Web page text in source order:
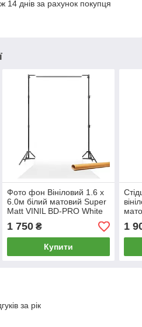
14 днів за рахунок покупця
Фото фон Вініловий 1.6 х
6.0м білий матовий Super
Matt VINIL BD-PRO White
картонній трубі
1 750₴
Купити
1
за рік